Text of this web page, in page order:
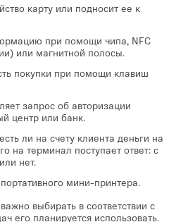
карту или подносит ее к
при помощи чипа, NFC
или магнитной полосы.
покупки при помощи клавиш
запрос об авторизации
центр или банк.
ли на счету клиента деньги на
на терминал поступает ответ: с
нет.
мини-принтера.
выбирать в соответствии с
его планируется использовать.